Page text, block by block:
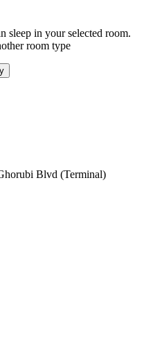
sleep in your selected room.
room type
Blvd (Terminal)